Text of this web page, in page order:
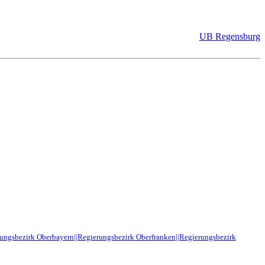
UB Regensburg
Oberbayern||Regierungsbezirk Oberfranken||Regierungsbezirk